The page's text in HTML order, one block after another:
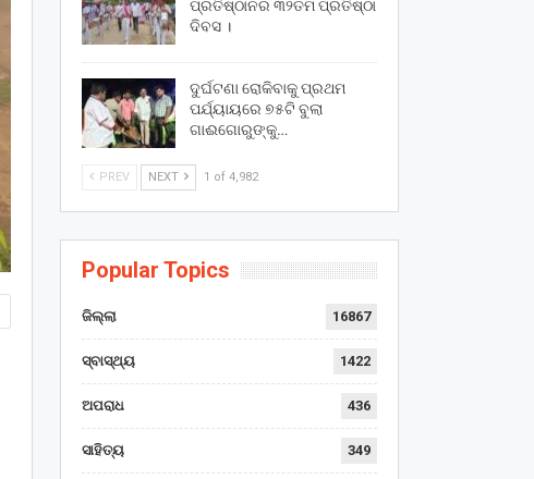
ପ୍ରତିଷ୍ଠାନର ୩୨ତମ ପ୍ରତିଷ୍ଠା
ଦିବସ ।
ଦୁର୍ଘଟଣା ରୋକିବାକୁ ପ୍ରଥମ
ପର୍ଯ୍ୟାୟରେ ୭୫ଟି ବୁଲା
ଗାଈଗୋରୁଙ୍କୁ…
PREV NEXT 1 of 4,982
Popular Topics
ଜିଲ୍ଲା 16867
ସ୍ବାସ୍ଥ୍ୟ 1422
ଅପରାଧ 436
ସାହିତ୍ୟ 349